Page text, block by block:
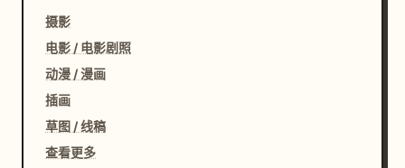
摄影
电影 / 电影剧照
动漫 / 漫画
插画
草图 / 线稿
查看更多